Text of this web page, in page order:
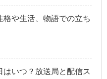
格や生活、物語での立ち
いつ？放送局と配信ス